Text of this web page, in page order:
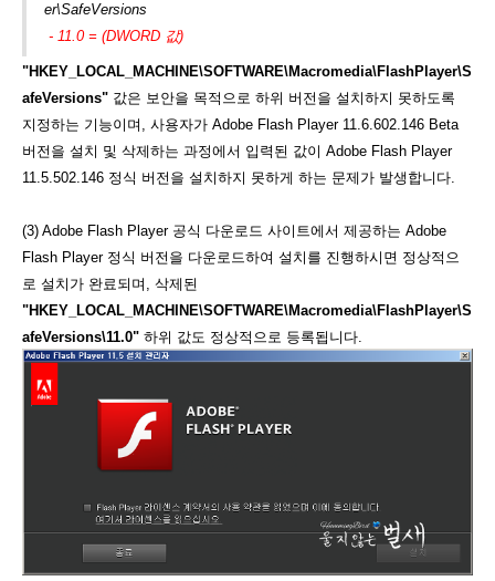
er\SafeVersions
- 11.0 = (DWORD 값)
"HKEY_LOCAL_MACHINE\SOFTWARE\Macromedia\FlashPlayer\S
afeVersions" 값은 보안을 목적으로 하위 버전을 설치하지 못하도록
지정하는 기능이며, 사용자가 Adobe Flash Player 11.6.602.146 Beta
버전을 설치 및 삭제하는 과정에서 입력된 값이 Adobe Flash Player
11.5.502.146 정식 버전을 설치하지 못하게 하는 문제가 발생합니다.
(3) Adobe Flash Player 공식 다운로드 사이트에서 제공하는 Adobe
Flash Player 정식 버전을 다운로드하여 설치를 진행하시면 정상적으
로 설치가 완료되며, 삭제된
"HKEY_LOCAL_MACHINE\SOFTWARE\Macromedia\FlashPlayer\S
afeVersions\11.0" 하위 값도 정상적으로 등록됩니다.